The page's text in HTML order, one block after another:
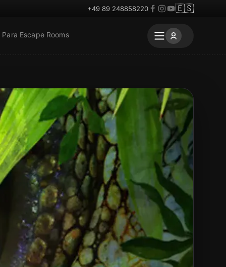
+49 89 248858220 🇪🇸
Para Escape Rooms